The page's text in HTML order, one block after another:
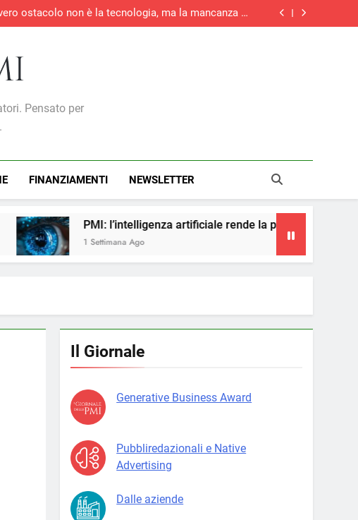
competenze
terziario italiano registra la maggiore crescita
di nuovi ordini di quest’anno
PMI®: la maggiore crescita dell’attività economica
terziario italiano registra la maggiore crescita
PMI®: la maggiore crescita dell’attività economica
Pensato per
FINANZIAMENTI NEWSLETTER
l’intelligenza artificiale rende la pubblicità più accessibile
Ago
Il Giornale
Generative Business Award
Pubbliredazionali e Native
Advertising
Dalle aziende